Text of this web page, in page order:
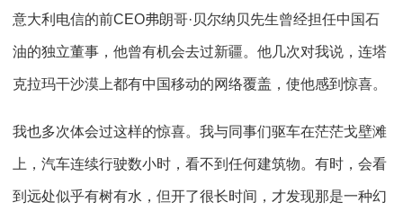
意大利电信的前CEO弗朗哥·贝尔纳贝先生曾经担任中国石
油的独立董事，他曾有机会去过新疆。他几次对我说，连塔
克拉玛干沙漠上都有中国移动的网络覆盖，使他感到惊喜。
我也多次体会过这样的惊喜。我与同事们驱车在茫茫戈壁滩
上，汽车连续行驶数小时，看不到任何建筑物。有时，会看
到远处似乎有树有水，但开了很长时间，才发现那是一种幻